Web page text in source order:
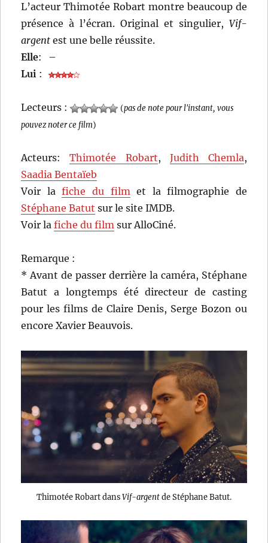
L’acteur Thimotée Robart montre beaucoup de
présence à l’écran. Original et singulier, Vif-
argent est une belle réussite.
Elle:
–
Lui :
Lecteurs : (pas de note pour l'instant, vous
pouvez noter ce film)
Acteurs:Thimotée Robart, Judith Chemla,
Saadia Bentaïeb
Voir lafiche du filmet la filmographie de
Stéphane Batut sur le site IMDB.
Voir lafiche du film sur AlloCiné.
Remarque :
* Avant de passer derrière la caméra, Stéphane
Batut a longtemps été directeur de casting
pour les films de Claire Denis, Serge Bozon ou
encore Xavier Beauvois.
Thimotée Robart dansVif-argentde Stéphane Batut.